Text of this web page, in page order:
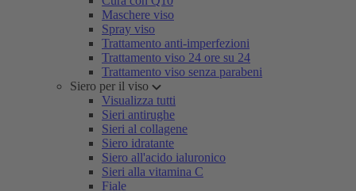
Maschere viso
Spray viso
Trattamento anti-imperfezioni
Trattamento viso 24 ore su 24
Trattamento viso senza parabeni
Siero per il viso
Visualizza tutti
Sieri antirughe
Sieri al collagene
Siero idratante
Siero all'acido ialuronico
Sieri alla vitamina C
Fiale